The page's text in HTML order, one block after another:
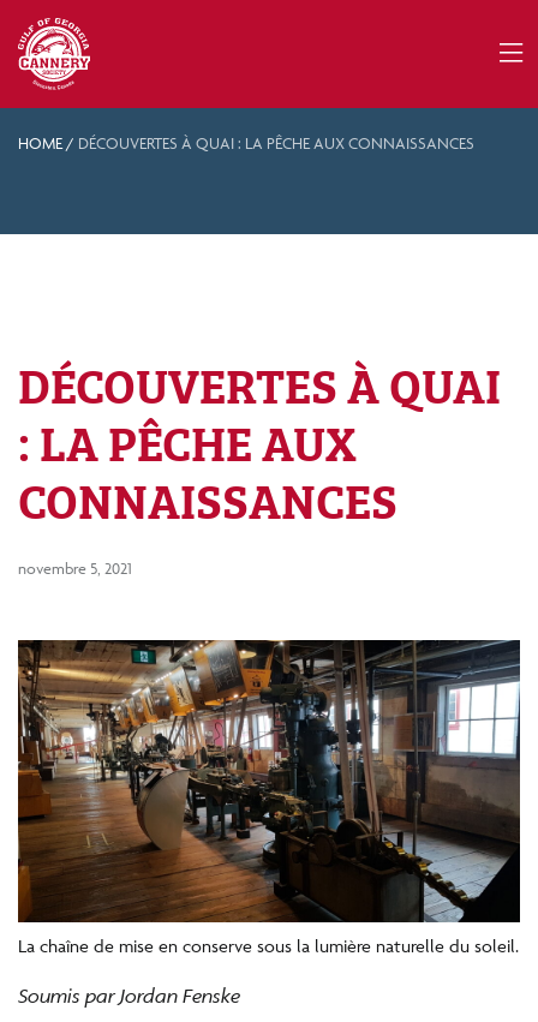
HOME / DÉCOUVERTES À QUAI : LA PÊCHE AUX CONNAISSANCES
DÉCOUVERTES À QUAI
: LA PÊCHE AUX
CONNAISSANCES
novembre 5, 2021
La chaîne de mise en conserve sous la lumière naturelle du soleil.
Soumis par Jordan Fenske